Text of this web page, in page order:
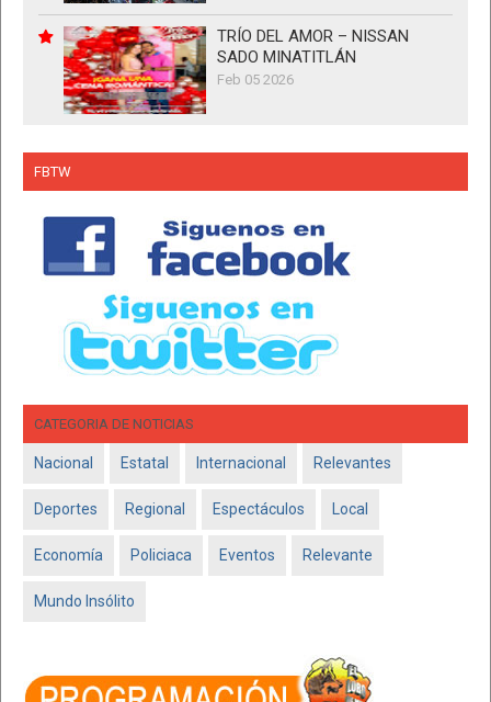
TRÍO DEL AMOR – NISSAN
SADO MINATITLÁN
Feb 05 2026
FBTW
CATEGORIA DE NOTICIAS
Nacional Estatal Internacional Relevantes
Deportes Regional Espectáculos Local
Economía Policiaca Eventos Relevante
Mundo Insólito